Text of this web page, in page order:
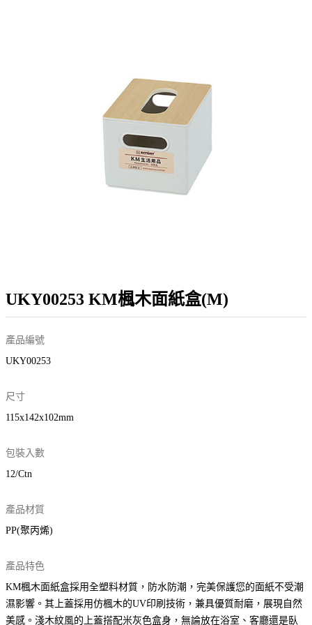
UKY00253 KM楓木面紙盒(M)
產品編號
UKY00253
尺寸
115x142x102mm
包裝入數
12/Ctn
產品材質
PP(聚丙烯)
產品特色
KM楓木面紙盒採用全塑料材質，防水防潮，完美保護您的面紙不受潮
濕影響。其上蓋採用仿楓木的UV印刷技術，兼具優質耐磨，展現自然
美感。淺木紋風的上蓋搭配米灰色盒身，無論放在浴室、客廳還是臥